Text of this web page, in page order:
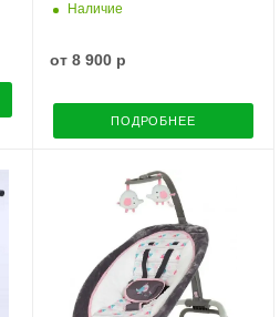
Наличие
от 8 900 р
ПОДРОБНЕЕ